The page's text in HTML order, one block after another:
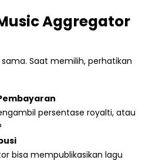
Aggregator
Saat memilih, perhatikan
persentase royalti, atau
bisa mempublikasikan lagu